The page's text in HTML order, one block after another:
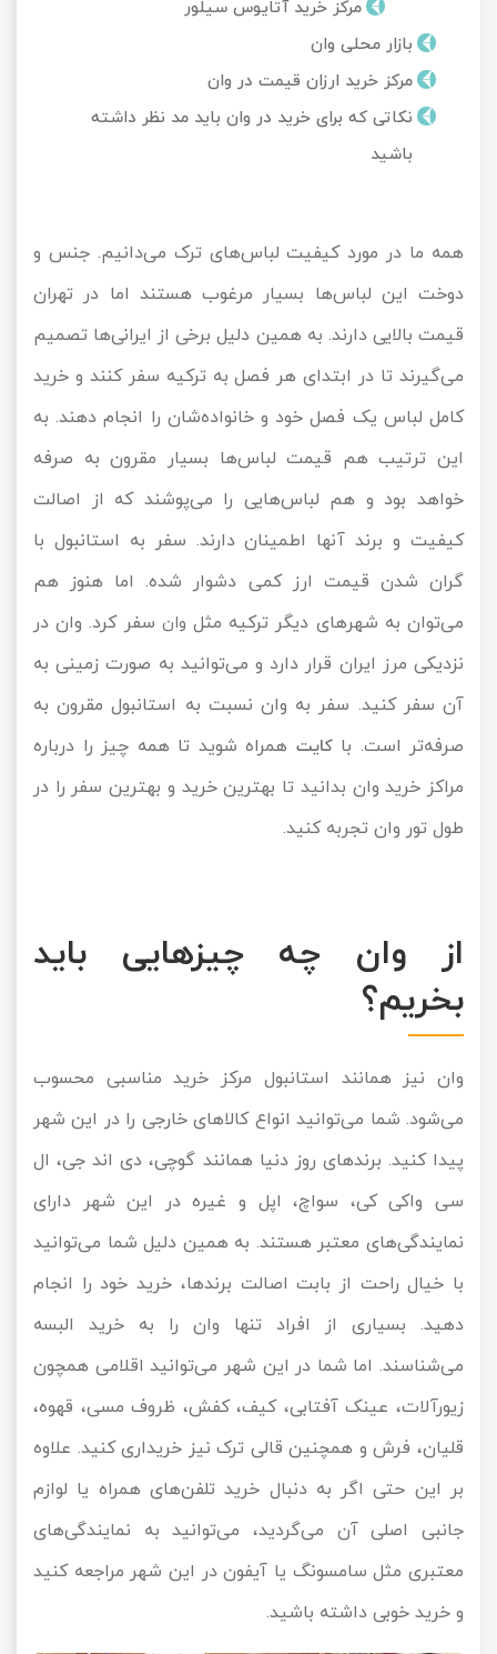
مرکز خرید آتایوس سیلور
بازار محلی وان
مرکز خرید ارزان قیمت در وان
نکاتی که برای خرید در وان باید مد نظر داشته
باشید
همه ما در مورد کیفیت لباس‌های ترک می‌دانیم. جنس و
دوخت این لباس‌ها بسیار مرغوب هستند اما در تهران
قیمت بالایی دارند. به همین دلیل برخی از ایرانی‌ها تصمیم
می‌گیرند تا در ابتدای هر فصل به ترکیه سفر کنند و خرید
کامل لباس یک فصل خود و خانواده‌شان را انجام دهند. به
این ترتیب هم قیمت لباس‌ها بسیار مقرون به صرفه
خواهد بود و هم لباس‌هایی را می‌پوشند که از اصالت
کیفیت و برند آنها اطمینان دارند. سفر به استانبول با
گران شدن قیمت ارز کمی دشوار شده. اما هنوز هم
می‌توان به شهر‌های دیگر ترکیه مثل وان سفر کرد. وان در
نزدیکی مرز ایران قرار دارد و می‌توانید به صورت زمینی به
آن سفر کنید. سفر به وان نسبت به استانبول مقرون به
صرفه‌تر است. باکایت همراه شوید تا همه چیز را درباره
مراکز خرید وان بدانید تا بهترین خرید و بهترین سفر را در
طول تور وان تجربه کنید.
از وان چه چیز‌هایی باید
بخریم؟
وان نیز همانند استانبول مرکز خرید مناسبی محسوب
می‌شود. شما می‌توانید انواع کالاهای خارجی را در این شهر
پیدا کنید. برندهای روز دنیا همانند گوچی، دی اند جی، ال
سی واکی کی، سواچ، اپل و غیره در این شهر دارای
نمایندگی‌های معتبر هستند. به همین دلیل شما می‌توانید
با خیال راحت از بابت اصالت برند‌ها، خرید خود را انجام
دهید. بسیاری از افراد تنها وان را به خرید البسه
می‌شناسند. اما شما در این شهر می‌توانید اقلامی همچون
زیورآلات، عینک آفتابی، کیف، کفش، ظروف مسی، قهوه،
قلیان، فرش و همچنین قالی ترک نیز خریداری کنید. علاوه
بر این حتی اگر به دنبال خرید تلفن‌های همراه یا لوازم
جانبی اصلی آن می‌گردید، می‌توانید به نمایندگی‌های
معتبری مثل سامسونگ یا آیفون در این شهر مراجعه کنید
و خرید خوبی داشته باشید.
تور کویر مرنجاب
تور طبس
تور کویر کاراکال
تور کویر ابوزیدآباد
تور ماسوله
تور مرداب سراوان
تور سوباتان
تور چابهار
تور کاشان
تور اصفهان
اقساطی
تور کیش از بندرعباس
تور سنگاپور اقساطی
تور مالدیو
تور قزاقستان اقساطی